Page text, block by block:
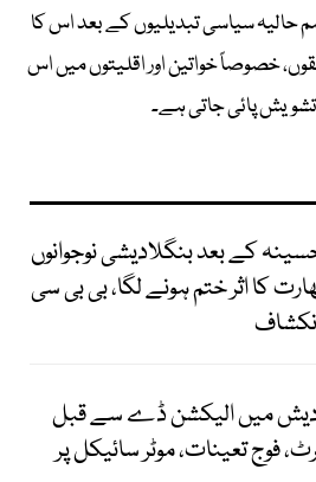
حالیہ سیاسی تبدیلیوں کے بعد اس کا
خصوصاً خواتین اور اقلیتوں میں اس
تشویش پائی جاتی ہے۔
کے بعد بنگلادیشی نوجوانوں
کا اثر ختم ہونے لگا، بی بی سی
میں الیکشن ڈے سے قبل
فوج تعینات، موٹر سائیکل پر